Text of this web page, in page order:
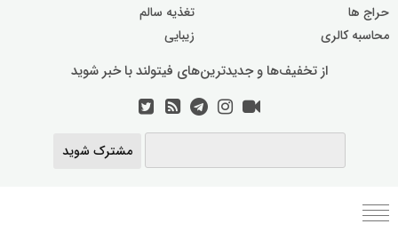
حراج ها
محاسبه کالری
تغذیه سالم
زیبایی
از تخفیف‌ها و جدیدترین‌های فیتولند با خبر شوید
مشترک شوید